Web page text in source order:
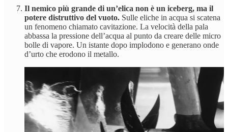
Il nemico più grande di un’elica non è un iceberg, ma il
potere distruttivo del vuoto. Sulle eliche in acqua si scatena
un fenomeno chiamato cavitazione. La velocità della pala
abbassa la pressione dell’acqua al punto da creare delle micro
bolle di vapore. Un istante dopo implodono e generano onde
d’urto che erodono il metallo.